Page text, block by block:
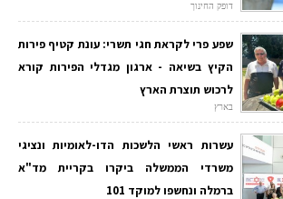
דופק החינוך
שפע פרי לקראת חגי תשרי: עונת קטיף פירות
הקיץ בשיאה - ארגון מגדלי הפירות קורא
לרכוש תוצרת הארץ
בארץ
עשרות ראשי הלשכות הדו-לאומיות ונציגי
משרדי הממשלה ביקרו בקריית מד"א
ברמלה ונחשפו למוקד 101